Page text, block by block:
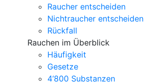
Raucher entscheiden
Nichtraucher entscheiden
Rückfall
Rauchen im Überblick
Häufigkeit
Gesetze
4‘800 Substanzen